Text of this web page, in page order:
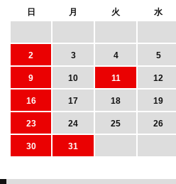
日 月 火 水
2
3 4 5
9
10 11 12
16
17 18 19
23
24 25 26
30
31